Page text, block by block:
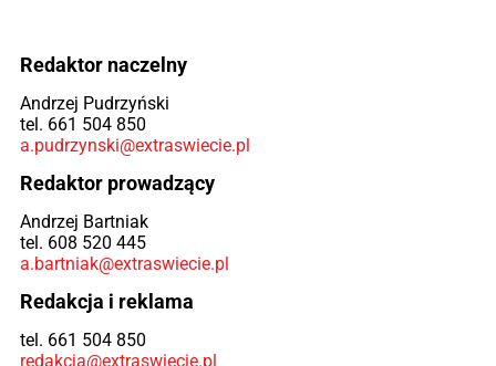
Redaktor naczelny
Andrzej Pudrzyński
tel. 661 504 850
a.pudrzynski@extraswiecie.pl
Redaktor prowadzący
Andrzej Bartniak
tel. 608 520 445
a.bartniak@extraswiecie.pl
Redakcja i reklama
tel. 661 504 850
redakcja@extraswiecie.pl